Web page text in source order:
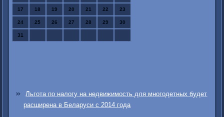
17 18 19 20 21 22 23
24 25 26 27 28 29 30
31
Льгота по налогу на недвижимость для многодетных будет
расширена в Беларуси с 2014 года